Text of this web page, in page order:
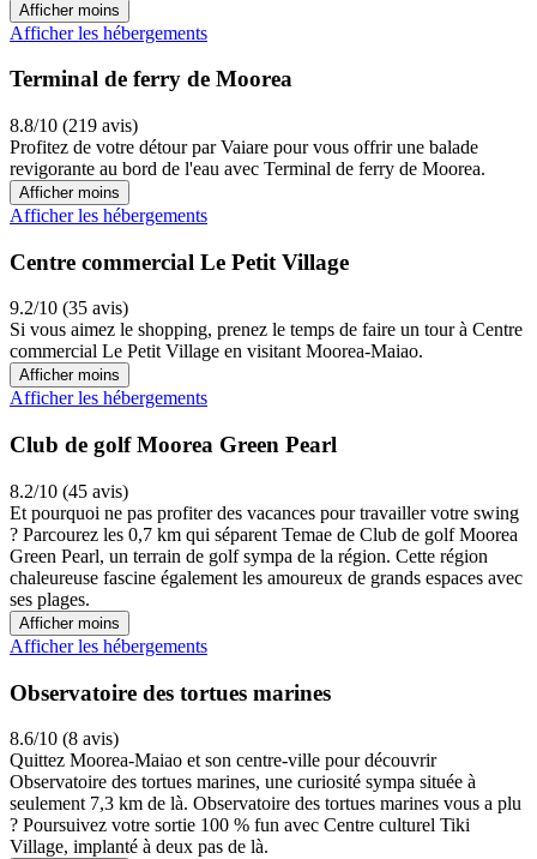
Afficher moins
Afficher les hébergements
Terminal de ferry de Moorea
8.8/10 (219 avis)
Profitez de votre détour par Vaiare pour vous offrir une balade
revigorante au bord de l'eau avec Terminal de ferry de Moorea.
Afficher moins
Afficher les hébergements
Centre commercial Le Petit Village
9.2/10 (35 avis)
Si vous aimez le shopping, prenez le temps de faire un tour à Centre
commercial Le Petit Village en visitant Moorea-Maiao.
Afficher moins
Afficher les hébergements
Club de golf Moorea Green Pearl
8.2/10 (45 avis)
Et pourquoi ne pas profiter des vacances pour travailler votre swing
? Parcourez les 0,7 km qui séparent Temae de Club de golf Moorea
Green Pearl, un terrain de golf sympa de la région. Cette région
chaleureuse fascine également les amoureux de grands espaces avec
ses plages.
Afficher moins
Afficher les hébergements
Observatoire des tortues marines
8.6/10 (8 avis)
Quittez Moorea-Maiao et son centre-ville pour découvrir
Observatoire des tortues marines, une curiosité sympa située à
seulement 7,3 km de là. Observatoire des tortues marines vous a plu
? Poursuivez votre sortie 100 % fun avec Centre culturel Tiki
Village, implanté à deux pas de là.